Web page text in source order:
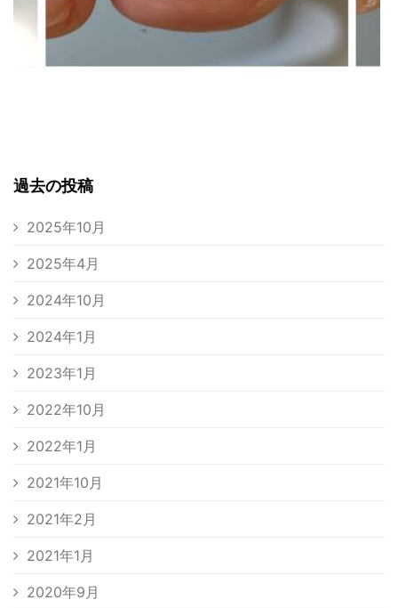
過去の投稿
2025年10月
2025年4月
2024年10月
2024年1月
2023年1月
2022年10月
2022年1月
2021年10月
2021年2月
2021年1月
2020年9月